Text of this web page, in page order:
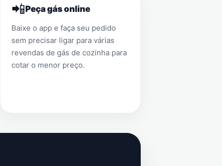
📲Peça gás online
Baixe o app e faça seu pedido
sem precisar ligar para várias
revendas de gás de cozinha para
cotar o menor preço.